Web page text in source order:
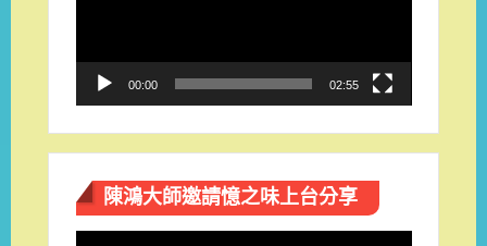
00:00 02:55
陳鴻大師邀請憶之味上台分享